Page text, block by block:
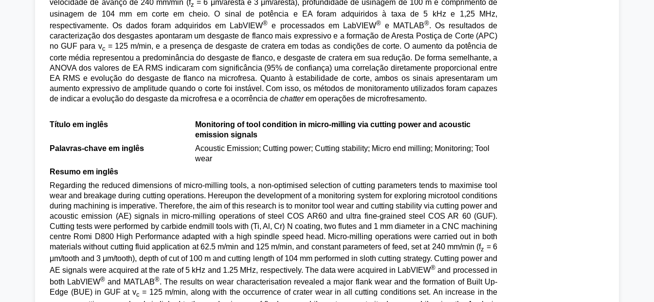
velocidade de avanço de 240 mm/min (fz = 6 μm/aresta e 3 μm/aresta), profundidade de usinagem de 100 m e comprimento de
usinagem de 104 mm em corte em cheio. O sinal de potência e EA foram adquiridos à taxa de 5 kHz e 1,25 MHz,
respectivamente. Os dados foram adquiridos em LabVIEW® e processados em LabVIEW®e MATLAB®. Os resultados de
caracterização dos desgastes apontaram um desgaste de flanco mais expressivo e a formação de Aresta Postiça de Corte (APC)
no GUF para vc = 125 m/min, e a presença de desgaste de cratera em todas as condições de corte. O aumento da potência de
corte média representou a predominância do desgaste de flanco, e desgaste de cratera em sua redução. De forma semelhante, a
ANOVA dos valores de EA RMS indicaram com significância (95% de confiança) uma correlação diretamente proporcional entre
EA RMS e evolução do desgaste de flanco na microfresa. Quanto à estabilidade de corte, ambos os sinais apresentaram um
aumento expressivo de amplitude quando o corte foi instável. Com isso, os métodos de monitoramento utilizados foram capazes
de indicar a evolução do desgaste da microfresa e a ocorrência de chatterem operações de microfresamento.
Título em inglês
Monitoring of tool condition in micro-milling via cutting power and acoustic
emission signals
Palavras-chave em inglês
Acoustic Emission; Cutting power; Cutting stability; Micro end milling; Monitoring; Tool
wear
Resumo em inglês
Regarding the reduced dimensions of micro-milling tools, a non-optimised selection of cutting parameters tends to maximise tool
wear and breakage during cutting operations. Hereupon the development of a monitoring system for exploring microtool conditions
during machining is imperative. Therefore, the aim of this research is to monitor tool wear and cutting stability via cutting power and
acoustic emission (AE) signals in micro-milling operations of steel COS AR60 and ultra fine-grained steel COS AR 60 (GUF).
Cutting tests were performed by carbide endmill tools with (Ti, Al, Cr) N coating, two flutes and 1 mm diameter in a CNC machining
centre Romi D800 High Performance adapted with a high spindle speed head. Micro-milling operations were carried out in both
materials without cutting fluid application at 62.5 m/min and 125 m/min, and constant parameters of feed, set at 240 mm/min (fz = 6
μm/tooth and 3 μm/tooth), depth of cut of 100 m and cutting length of 104 mm performed in sloth cutting strategy. Cutting power and
AE signals were acquired at the rate of 5 kHz and 1.25 MHz, respectively. The data were acquired in LabVIEW® and processed in
both LabVIEW® and MATLAB®. The results on wear characterisation revealed a major flank wear and the formation of Built Up-
Edge (BUE) in GUF at vc = 125 m/min, along with the occurrence of crater wear in all cutting conditions set. An increase in the